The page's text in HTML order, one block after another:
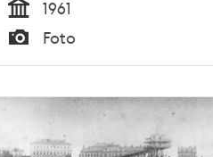
Tid
1961
Typ
Foto